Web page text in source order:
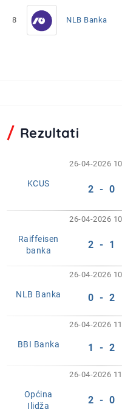
8 NLB Banka
Rezultati
26-04-2026
KCUS 2 - 0
26-04-2026
Raiffeisen
banka
2 - 1
26-04-2026
NLB Banka 0 - 2
26-04-2026
BBI Banka 1 - 2
26-04-2026
Općina
Ilidža
2 - 0